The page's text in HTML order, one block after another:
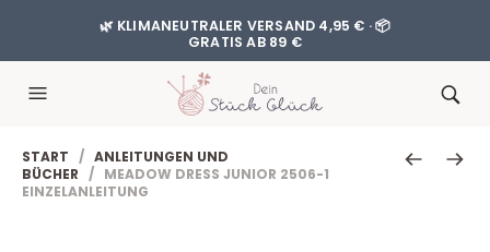
🌿 KLIMANEUTRALER VERSAND 4,95 € · 📦
GRATIS AB 89 €
START / ANLEITUNGEN UND
BÜCHER / MEADOW DRESS JUNIOR 2506-1
EINZELANLEITUNG